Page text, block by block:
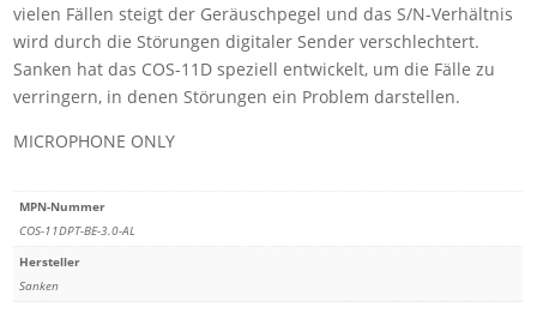
Menge
vielen Fällen steigt der Geräuschpegel und das S/N-Verhältnis
wird durch die Störungen digitaler Sender verschlechtert.
Sanken hat das COS-11Dspeziell entwickelt, um die Fälle zu
verringern, in denen Störungen ein Problem darstellen.
MICROPHONE ONLY
MPN-Nummer
COS-11DPT-BE-3.0-AL
Hersteller
Sanken